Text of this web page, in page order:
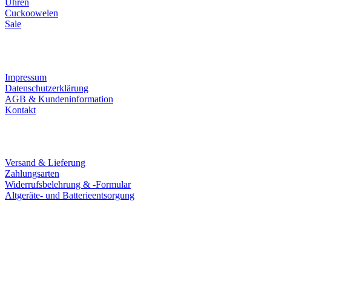
Uhren
Cuckoowelen
Sale
Impressum
Datenschutzerklärung
AGB & Kundeninformation
Kontakt
Versand & Lieferung
Zahlungsarten
Widerrufsbelehrung & -Formular
Altgeräte- und Batterieentsorgung